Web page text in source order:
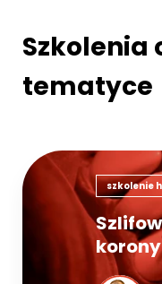
Szkolenia
tematyce
szkolenie